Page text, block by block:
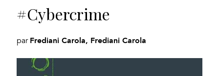
#Cybercrime
par Frediani Carola, Frediani Carola